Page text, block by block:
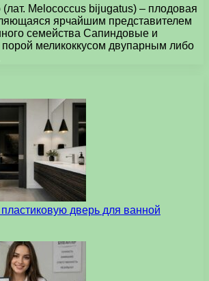
Melococcus bijugatus) – плодовая
ярчайшим представителем
семейства Сапиндовые и
меликоккусом двупарным либо
дверь для ванной